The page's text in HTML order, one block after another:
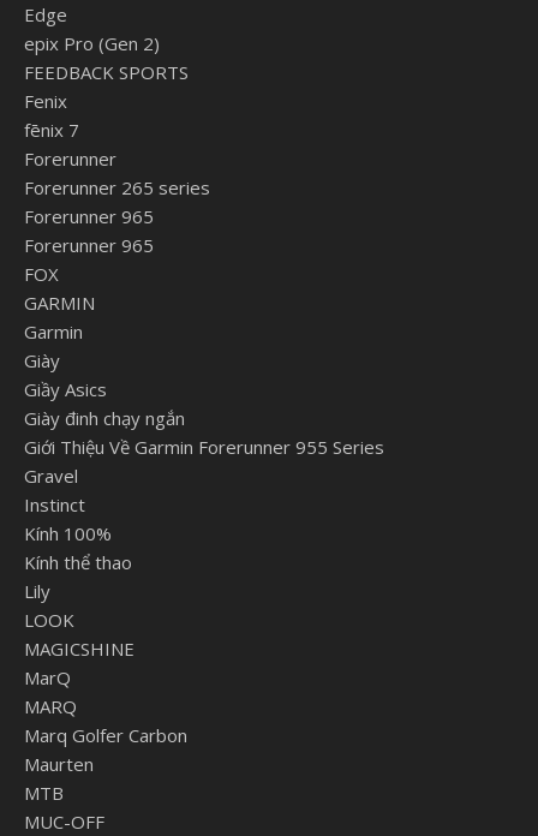
Edge
epix Pro (Gen 2)
FEEDBACK SPORTS
Fenix
fēnix 7
Forerunner
Forerunner 265 series
Forerunner 965
Forerunner 965
FOX
GARMIN
Garmin
Giày
Giầy Asics
Giày đinh chạy ngắn
Giới Thiệu Về Garmin Forerunner 955 Series
Gravel
Instinct
Kính 100%
Kính thể thao
Lily
LOOK
MAGICSHINE
MarQ
MARQ
Marq Golfer Carbon
Maurten
MTB
MUC-OFF